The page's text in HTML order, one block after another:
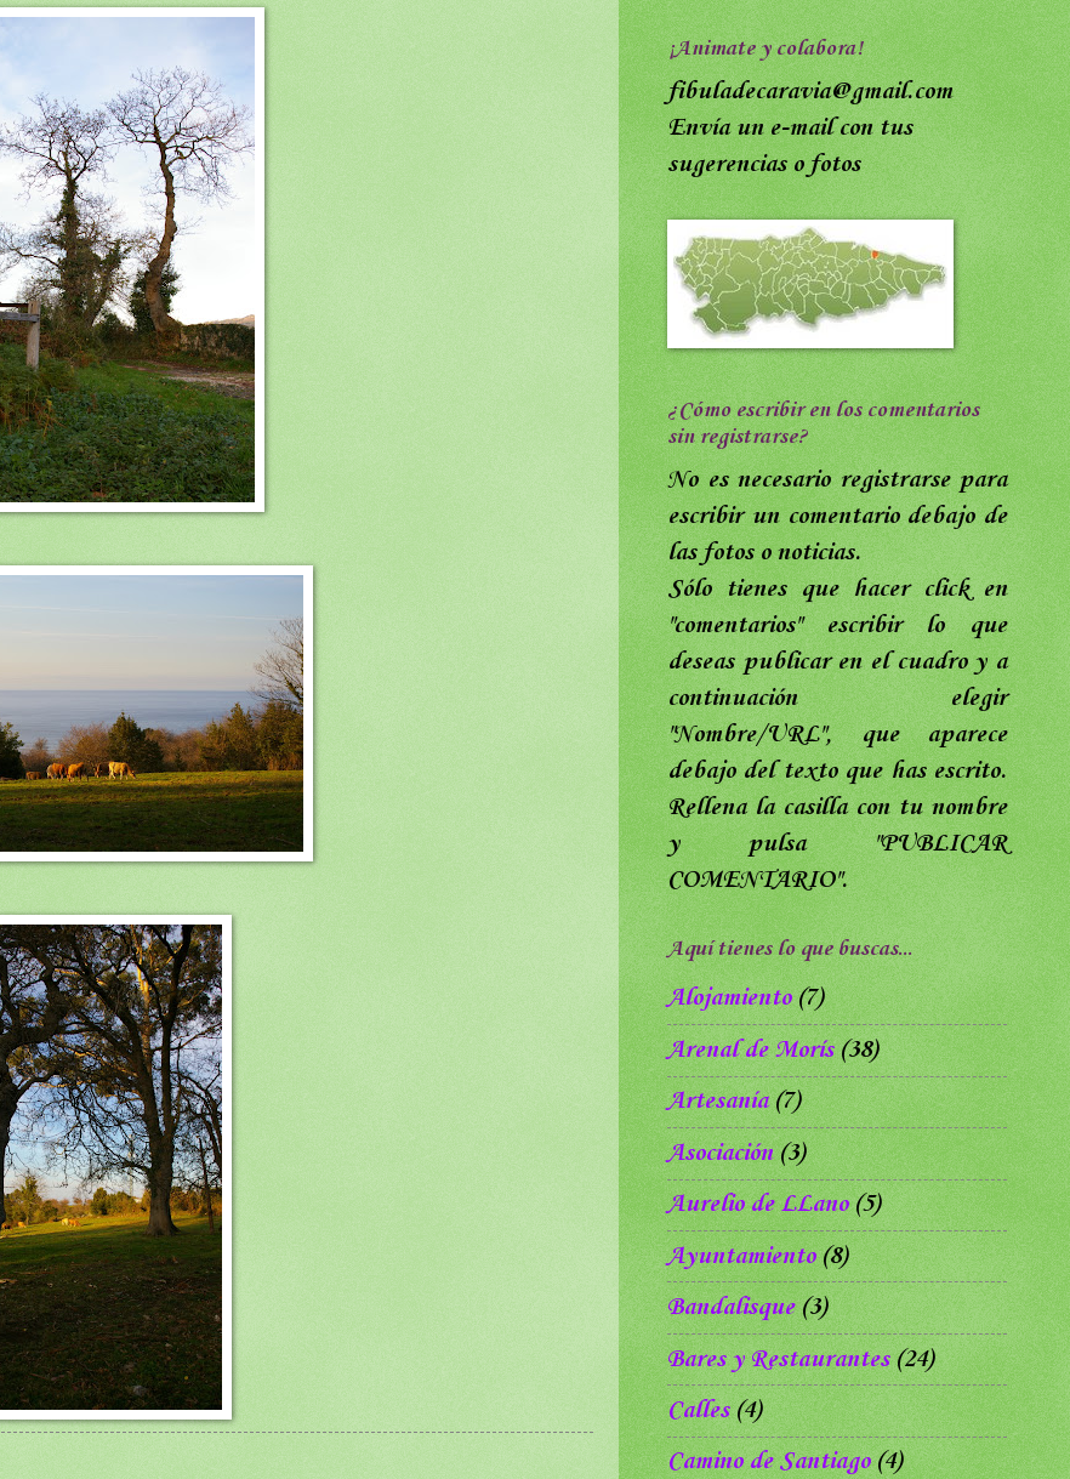
¡Animate y colabora!
fibuladecaravia@gmail.com
Envía un e-mail con tus
sugerencias o fotos
¿Cómo escribir en los comentarios
sin registrarse?
No es necesario registrarse para
escribir un comentario debajo de
las fotos o noticias.
Sólo tienes que hacer click en
"comentarios"escribir lo que
deseas publicar en el cuadro y a
continuación elegir
"Nombre/URL",que aparece
debajo del texto que has escrito.
Rellena la casilla con tu nombre
y pulsa"PUBLICAR
COMENTARIO".
Aquí tienes lo que buscas...
Alojamiento (7)
Arenal de Morís (38)
Artesanía (7)
Asociación (3)
Aurelio de LLano (5)
Ayuntamiento (8)
Bandalisque (3)
Bares y Restaurantes (24)
Calles (4)
Camino de Santiago (4)